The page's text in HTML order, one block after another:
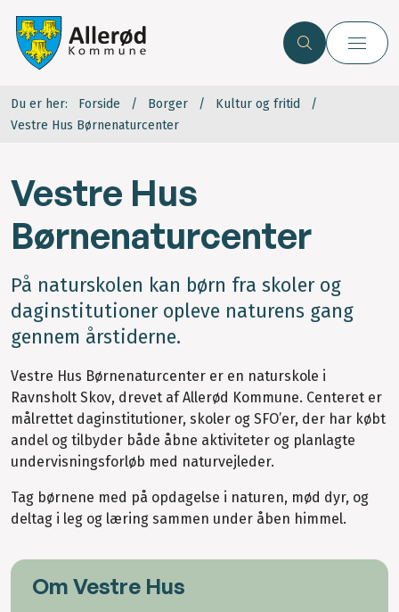
Du er her: Forside Borger
Kultur og fritid
Vestre Hus Børnenaturcenter
Vestre Hus
Børnenaturcenter
På naturskolen kan børn fra skoler og
daginstitutioner opleve naturens gang
gennem årstiderne.
Vestre Hus Børnenaturcenter er en naturskole i
Ravnsholt Skov, drevet af Allerød Kommune. Centeret er
målrettet daginstitutioner, skoler og SFO’er, der har købt
andel og tilbyder både åbne aktiviteter og planlagte
undervisningsforløb med naturvejleder.
Tag børnene med på opdagelse i naturen, mød dyr, og
deltag i leg og læring sammen under åben himmel.
Om Vestre Hus